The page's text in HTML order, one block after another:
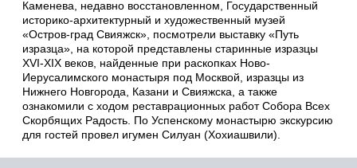
Каменева, недавно восстановленном, Государственный
историко-архитектурный и художественный музей
«Остров-град Свияжск», посмотрели выставку «Путь
изразца», на которой представлены старинные изразцы
XVI-XIX веков, найденные при раскопках Ново-
Иерусалимского монастыря под Москвой, изразцы из
Нижнего Новгорода, Казани и Свияжска, а также
ознакомили с ходом реставрационных работ Собора Всех
Скорбящих Радость. По Успенскому монастырю экскурсию
для гостей провел игумен Силуан (Хохиашвили).